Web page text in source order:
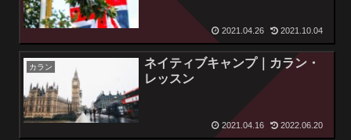
2021.04.26 2021.10.04
カラン
ネイティブキャンプ｜カラン・
レッスン
2021.04.16 2022.06.20